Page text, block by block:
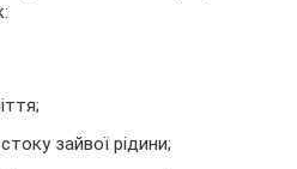
зайвої рідини;